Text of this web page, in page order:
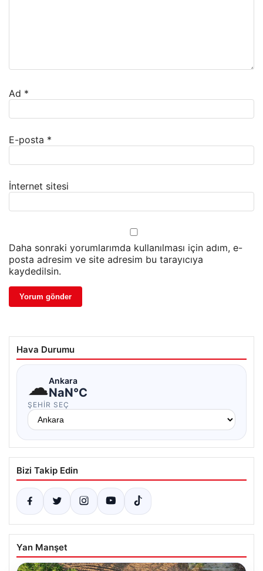
Ad *
E-posta *
İnternet sitesi
Daha sonraki yorumlarımda kullanılması için adım, e-
posta adresim ve site adresim bu tarayıcıya
kaydedilsin.
Hava Durumu
☁Ankara
NaN°C
ŞEHIR SEÇ
Bizi Takip Edin
Yan Manşet